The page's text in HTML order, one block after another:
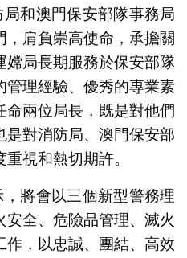
和澳門保安部隊事務局
肩負崇高使命，承擔關
嫦局長期服務於保安部隊
管理經驗、優秀的專業素
兩位局長，既是對他們
是對消防局、澳門保安部
視和熱切期許。
將會以三個新型警務理
全、危險品管理、滅火
作，以忠誠、團結、高效